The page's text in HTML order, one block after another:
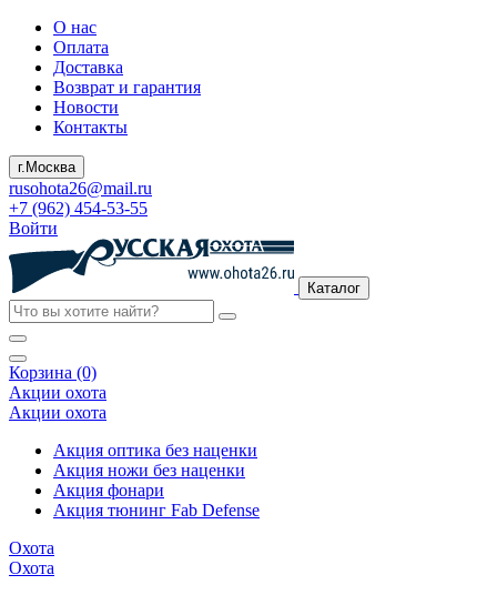
О нас
Оплата
Доставка
Возврат и гарантия
Новости
Контакты
г.Москва
rusohota26@mail.ru
+7 (962) 454-53-55
Войти
Каталог
Корзина (0)
Акции охота
Акции охота
Акция оптика без наценки
Акция ножи без наценки
Акция фонари
Акция тюнинг Fab Defense
Охота
Охота